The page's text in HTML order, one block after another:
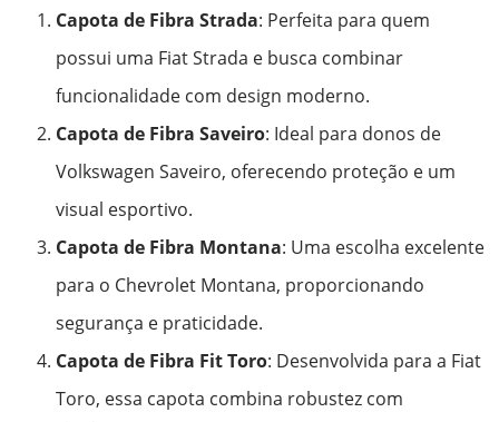
Capota de Fibra Strada: Perfeita para quem
possui uma Fiat Strada e busca combinar
funcionalidade com design moderno.
Capota de Fibra Saveiro: Ideal para donos de
Volkswagen Saveiro, oferecendo proteção e um
visual esportivo.
Capota de Fibra Montana: Uma escolha excelente
para o Chevrolet Montana, proporcionando
segurança e praticidade.
Capota de Fibra Fit Toro: Desenvolvida para a Fiat
Toro, essa capota combina robustez com